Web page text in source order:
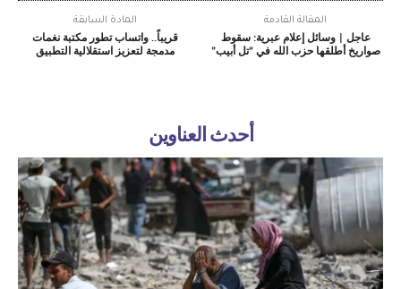
المادة السابقة
قريباً.. واتساب تطور مكتبة نغمات
مدمجة لتعزيز استقلالية التطبيق
المقالة القادمة
عاجل | وسائل إعلام عبرية: سقوط
صواريخ أطلقها حزب الله في “تل أبيب”
أحدث العناوين